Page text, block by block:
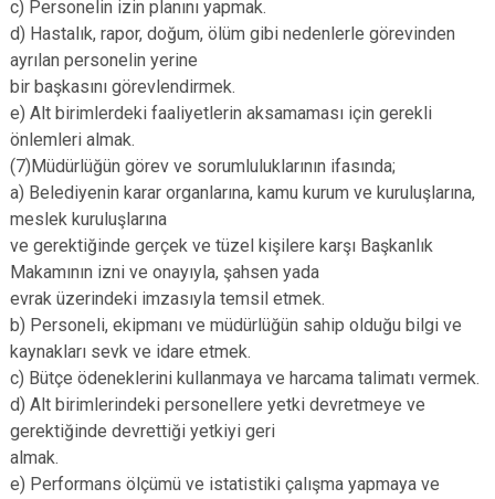
c) Personelin izin planını yapmak.
d) Hastalık, rapor, doğum, ölüm gibi nedenlerle görevinden
ayrılan personelin yerine
bir başkasını görevlendirmek.
e) Alt birimlerdeki faaliyetlerin aksamaması için gerekli
önlemleri almak.
(7)Müdürlüğün görev ve sorumluluklarının ifasında;
a) Belediyenin karar organlarına, kamu kurum ve kuruluşlarına,
meslek kuruluşlarına
ve gerektiğinde gerçek ve tüzel kişilere karşı Başkanlık
Makamının izni ve onayıyla, şahsen yada
evrak üzerindeki imzasıyla temsil etmek.
b) Personeli, ekipmanı ve müdürlüğün sahip olduğu bilgi ve
kaynakları sevk ve idare etmek.
c) Bütçe ödeneklerini kullanmaya ve harcama talimatı vermek.
d) Alt birimlerindeki personellere yetki devretmeye ve
gerektiğinde devrettiği yetkiyi geri
almak.
e) Performans ölçümü ve istatistiki çalışma yapmaya ve